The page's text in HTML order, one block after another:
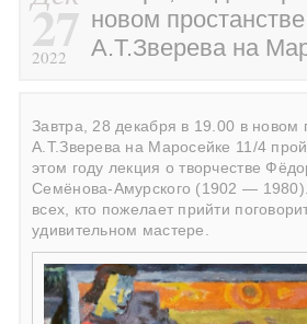
27
2022
новом
А.Т.Зверева на
Завтра, 28 декабря в 19.00 в новом
А.Т.Зверева на Маросейке 11/4
этом году лекция о творчестве
Семёнова-Амурского (1902 —
всех, кто пожелает прийти
удивительном мастере.